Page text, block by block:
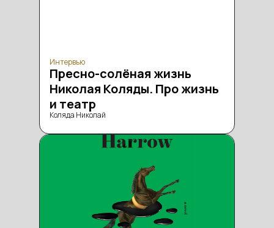
Интервью
Пресно-солёная жизнь
Николая Коляды. Про жизнь
и театр
Коляда Николай